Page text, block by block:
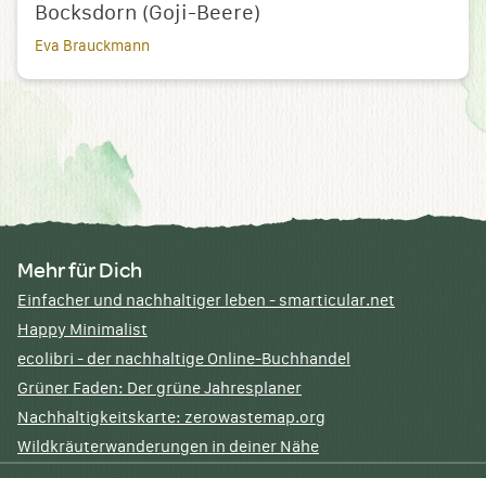
Bocksdorn (Goji-Beere)
Eva Brauckmann
Mehr für Dich
Einfacher und nachhaltiger leben - smarticular.net
Happy Minimalist
ecolibri - der nachhaltige Online-Buchhandel
Grüner Faden: Der grüne Jahresplaner
Nachhaltigkeitskarte: zerowastemap.org
Wildkräuterwanderungen in deiner Nähe